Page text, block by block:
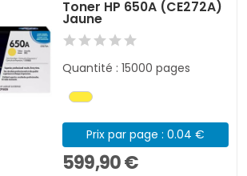
Toner HP 650A (CE272A)
Jaune
Quantité : 15000 pages
Prix par page : 0.04 €
599,90 €